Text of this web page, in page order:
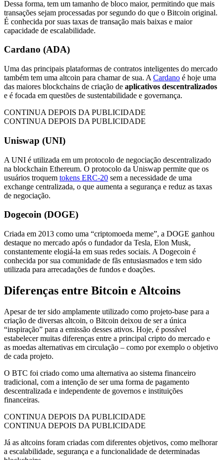
Dessa forma, tem um tamanho de bloco maior, permitindo que mais
transações sejam processadas por segundo do que o Bitcoin original.
É conhecida por suas taxas de transação mais baixas e maior
capacidade de escalabilidade.
Cardano (ADA)
Uma das principais plataformas de contratos inteligentes do mercado
também tem uma altcoin para chamar de sua. A Cardano é hoje uma
das maiores blockchains de criação de aplicativos descentralizados
e é focada em questões de sustentabilidade e governança.
CONTINUA DEPOIS DA PUBLICIDADE
CONTINUA DEPOIS DA PUBLICIDADE
Uniswap (UNI)
A UNI é utilizada em um protocolo de negociação descentralizado
na blockchain Ethereum. O protocolo da Uniswap permite que os
usuários troquem tokens ERC-20 sem a necessidade de uma
exchange centralizada, o que aumenta a segurança e reduz as taxas
de negociação.
Dogecoin (DOGE)
Criada em 2013 como uma “criptomoeda meme”, a DOGE ganhou
destaque no mercado após o fundador da Tesla, Elon Musk,
constantemente elogiá-la em suas redes sociais. A Dogecoin é
conhecida por sua comunidade de fãs entusiasmados e tem sido
utilizada para arrecadações de fundos e doações.
Diferenças entre Bitcoin e Altcoins
Apesar de ter sido amplamente utilizado como projeto-base para a
criação de diversas altcoin, o Bitcoin deixou de ser a única
“inspiração” para a emissão desses ativos. Hoje, é possível
estabelecer muitas diferenças entre a principal cripto do mercado e
as moedas alternativas em circulação – como por exemplo o objetivo
de cada projeto.
O BTC foi criado como uma alternativa ao sistema financeiro
tradicional, com a intenção de ser uma forma de pagamento
descentralizada e independente de governos e instituições
financeiras.
CONTINUA DEPOIS DA PUBLICIDADE
CONTINUA DEPOIS DA PUBLICIDADE
Já as altcoins foram criadas com diferentes objetivos, como melhorar
a escalabilidade, segurança e a funcionalidade de determinadas